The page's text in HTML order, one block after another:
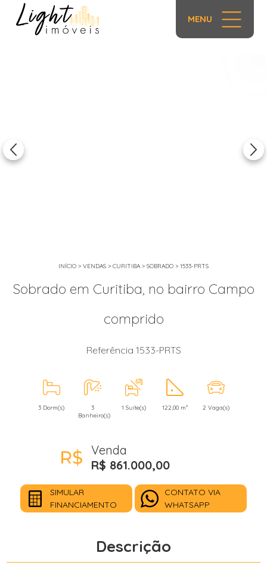
MENU
INÍCIO > VENDAS > CURITIBA > SOBRADO > 1533-PRTS
Sobrado em Curitiba, no bairro Campo
comprido
Referência 1533-PRTS
3 Dorm(s)
3
Banheiro(s)
1 Suíte(s) 122,00 m² 2 Vaga(s)
Venda
R$ 861.000,00
SIMULAR
FINANCIAMENTO
CONTATO VIA
WHATSAPP
Descrição